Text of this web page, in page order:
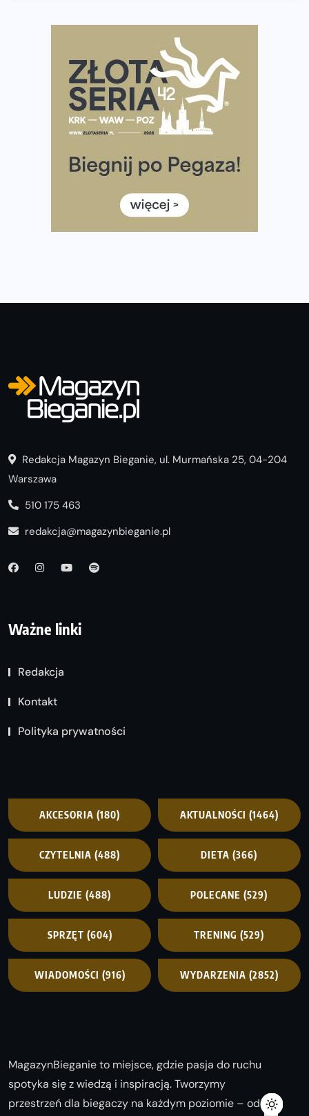
Rozbiegany Olsztyn szykuje się na weekend z
półmaratonem
Już w tę sobotę 35. Bieg Powstania Warszawskiego.
Wystartuje rekordowa liczba uczestników
35. Bieg Powstania Warszawskiego – praktyczny
Ile razy w tygodniu biegać? 3 treningi wystarczą? Jak
często biegać, żeby robić postępy
Już w ten weekend! Przed nami Nocny Portowy Maraton
i Półmaraton Szczeciński. Wszystko, co warto wiedzieć
Redakcja Magazyn Bieganie, ul. Murmańska 25, 04-204
Warszawa
510 175 463
redakcja@magazynbieganie.pl
Ważne linki
Redakcja
Kontakt
Polityka prywatności
AKCESORIA (180) AKTUALNOŚCI (1464)
CZYTELNIA (488) DIETA (366)
LUDZIE (488) POLECANE (529)
SPRZĘT (604) TRENING (529)
WIADOMOŚCI (916) WYDARZENIA (2852)
MagazynBieganie to miejsce, gdzie pasja do ruchu
spotyka się z wiedzą i inspiracją. Tworzymy
przestrzeń dla biegaczy na każdym poziomie – od